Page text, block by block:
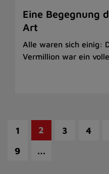
Eine Begegnung
Art
Alle waren sich einig:
Vermillion war ein
1 2 3 4
9
…